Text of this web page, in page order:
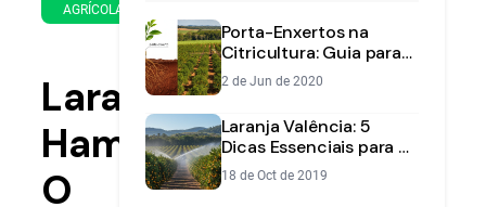
AGRÍCOLA
de
2020
leitura
Laranja
Hamlin:
O
Porta-Enxertos na
Citricultura: Guia para
Escolher a Base do
Pomar
2 de Jun de 2020
Laranja Valência: 5
Dicas Essenciais para a
Implantação do Pomar
18 de Oct de 2019